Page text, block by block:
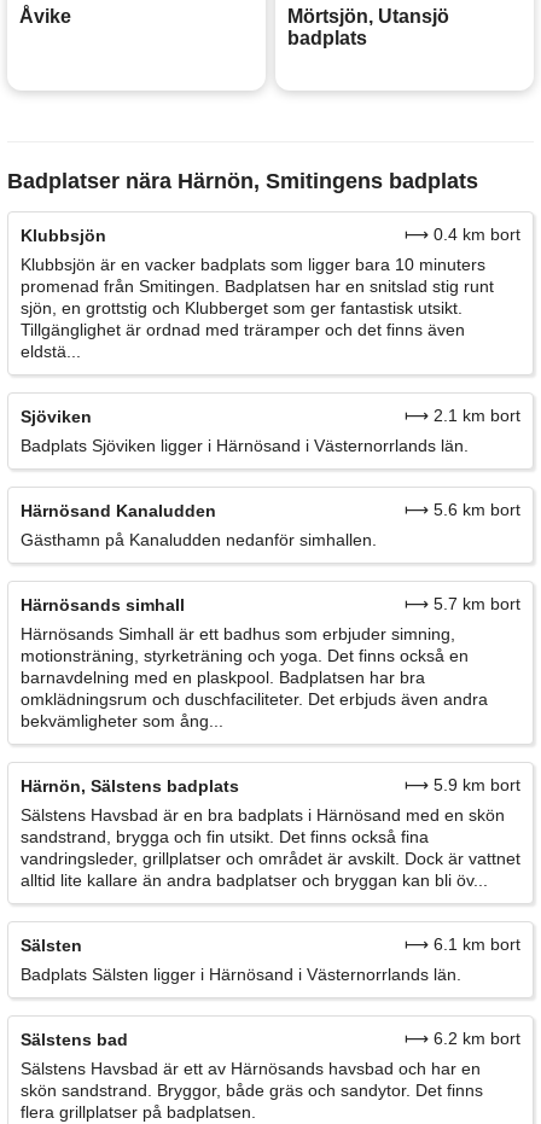
Åvike
Mörtsjön, Utansjö
badplats
Badplatser nära Härnön, Smitingens badplats
Klubbsjön
⟼ 0.4 km bort
Klubbsjön är en vacker badplats som ligger bara 10 minuters
promenad från Smitingen. Badplatsen har en snitslad stig runt
sjön, en grottstig och Klubberget som ger fantastisk utsikt.
Tillgänglighet är ordnad med träramper och det finns även
eldstä...
Sjöviken
⟼ 2.1 km bort
Badplats Sjöviken ligger i Härnösand i Västernorrlands län.
Härnösand Kanaludden
⟼ 5.6 km bort
Gästhamn på Kanaludden nedanför simhallen.
Härnösands simhall
⟼ 5.7 km bort
Härnösands Simhall är ett badhus som erbjuder simning,
motionsträning, styrketräning och yoga. Det finns också en
barnavdelning med en plaskpool. Badplatsen har bra
omklädningsrum och duschfaciliteter. Det erbjuds även andra
bekvämligheter som ång...
Härnön, Sälstens badplats
⟼ 5.9 km bort
Sälstens Havsbad är en bra badplats i Härnösand med en skön
sandstrand, brygga och fin utsikt. Det finns också fina
vandringsleder, grillplatser och området är avskilt. Dock är vattnet
alltid lite kallare än andra badplatser och bryggan kan bli öv...
Sälsten
⟼ 6.1 km bort
Badplats Sälsten ligger i Härnösand i Västernorrlands län.
Sälstens bad
⟼ 6.2 km bort
Sälstens Havsbad är ett av Härnösands havsbad och har en
skön sandstrand. Bryggor, både gräs och sandytor. Det finns
flera grillplatser på badplatsen.